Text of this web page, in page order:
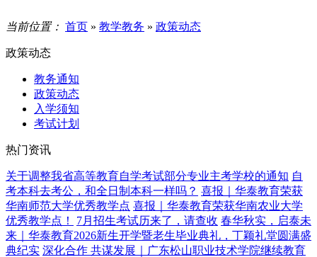
当前位置： 首页 » 教学教务 » 政策动态
政策动态
教务通知
政策动态
入学须知
考试计划
热门资讯
关于调整我省高等教育自学考试部分专业主考学校的通知 自
考本科去考公，和全日制本科一样吗？ 喜报｜华泰教育荣获
华南师范大学优秀教学点 喜报｜华泰教育荣获华南农业大学
优秀教学点！
7月招生考试历来了，请查收 春华秋实，启泰未
来｜华泰教育2026新生开学暨老生毕业典礼，丁颖礼堂圆满盛
典纪实 深化合作 共谋发展｜广东松山职业技术学院继续教育